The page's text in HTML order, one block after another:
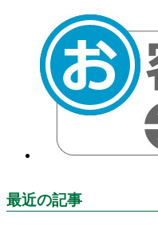
最近の記事